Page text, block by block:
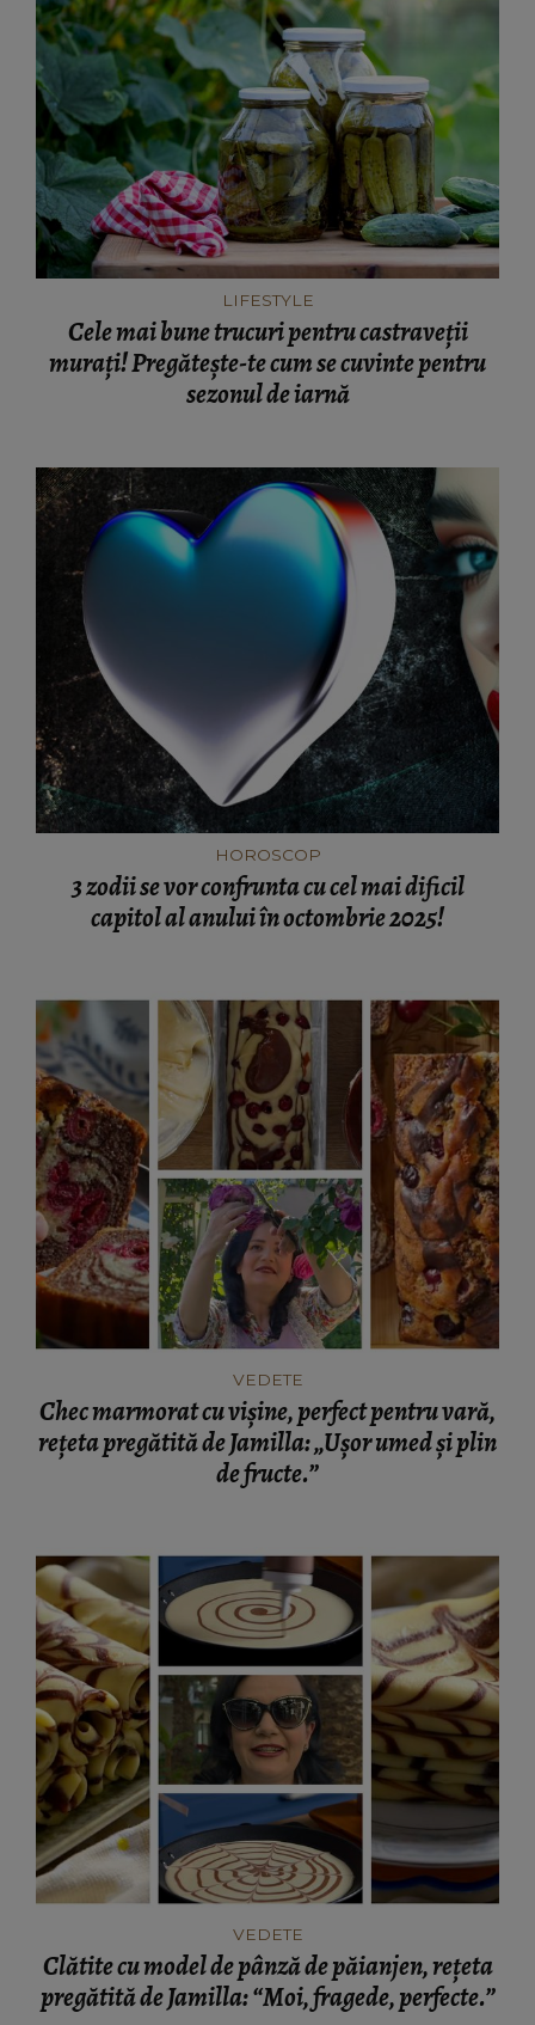
LIFESTYLE
Cele mai bune trucuri pentru castraveții
murați! Pregătește-te cum se cuvinte pentru
sezonul de iarnă
HOROSCOP
3 zodii se vor confrunta cu cel mai dificil
capitol al anului în octombrie 2025!
VEDETE
Chec marmorat cu vișine, perfect pentru vară,
rețeta pregătită de Jamilla: „Ușor umed și plin
de fructe.”
VEDETE
Clătite cu model de pânză de păianjen, rețeta
pregătită de Jamilla: “Moi, fragede, perfecte.”